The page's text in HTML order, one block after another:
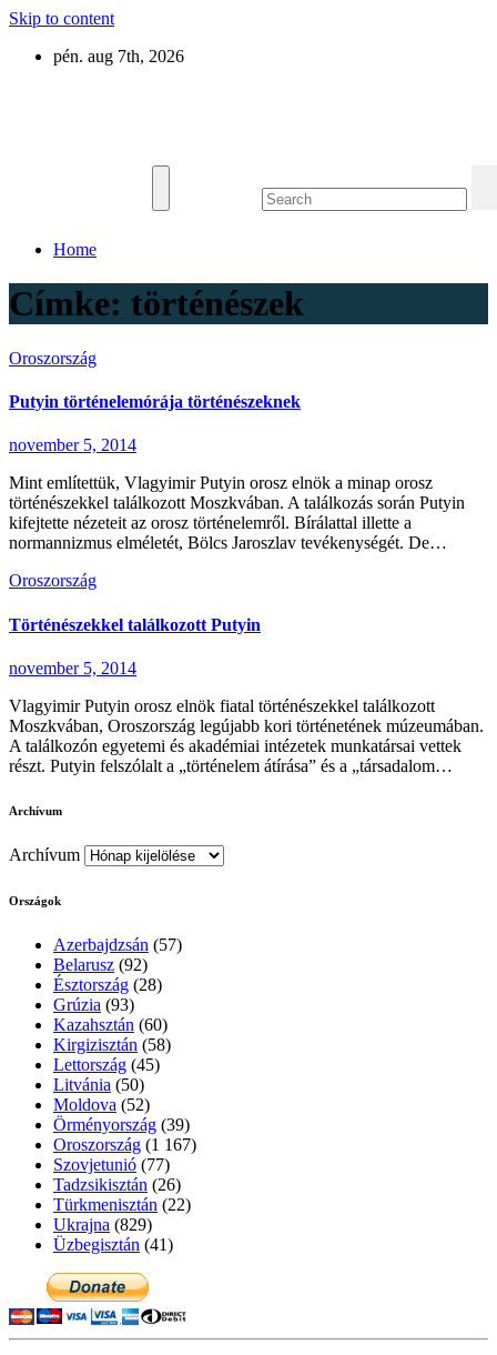
Skip to content
pén. aug 7th, 2026
Home
Címke: történészek
Oroszország
Putyin történelemórája történészeknek
november 5, 2014
Mint említettük, Vlagyimir Putyin orosz elnök a minap orosz
történészekkel találkozott Moszkvában. A találkozás során Putyin
kifejtette nézeteit az orosz történelemről. Bírálattal illette a
normannizmus elméletét, Bölcs Jaroszlav tevékenységét. De…
Oroszország
Történészekkel találkozott Putyin
november 5, 2014
Vlagyimir Putyin orosz elnök fiatal történészekkel találkozott
Moszkvában, Oroszország legújabb kori történetének múzeumában.
A találkozón egyetemi és akadémiai intézetek munkatársai vettek
részt. Putyin felszólalt a „történelem átírása” és a „társadalom…
Archívum
Archívum
Országok
Azerbajdzsán (57)
Belarusz (92)
Észtország (28)
Grúzia (93)
Kazahsztán (60)
Kirgizisztán (58)
Lettország (45)
Litvánia (50)
Moldova (52)
Örményország (39)
Oroszország (1 167)
Szovjetunió (77)
Tadzsikisztán (26)
Türkmenisztán (22)
Ukrajna (829)
Üzbegisztán (41)